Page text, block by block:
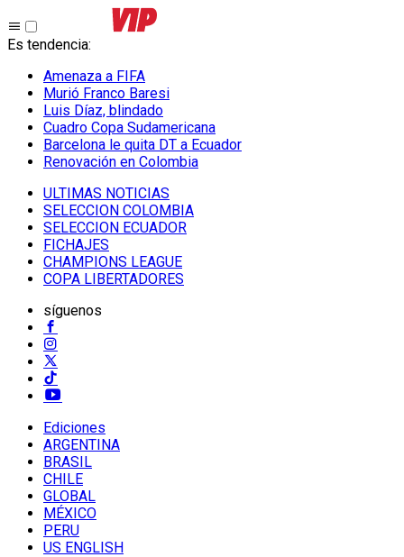
Es tendencia:
Amenaza a FIFA
Murió Franco Baresi
Luis Díaz, blindado
Cuadro Copa Sudamericana
Barcelona le quita DT a Ecuador
Renovación en Colombia
ULTIMAS NOTICIAS
SELECCION COLOMBIA
SELECCION ECUADOR
FICHAJES
CHAMPIONS LEAGUE
COPA LIBERTADORES
síguenos
Ediciones
ARGENTINA
BRASIL
CHILE
GLOBAL
MÉXICO
PERU
US ENGLISH